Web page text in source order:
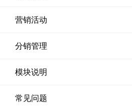
营销活动
分销管理
模块说明
常见问题